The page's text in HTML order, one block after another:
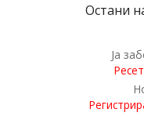
Остани
Ја